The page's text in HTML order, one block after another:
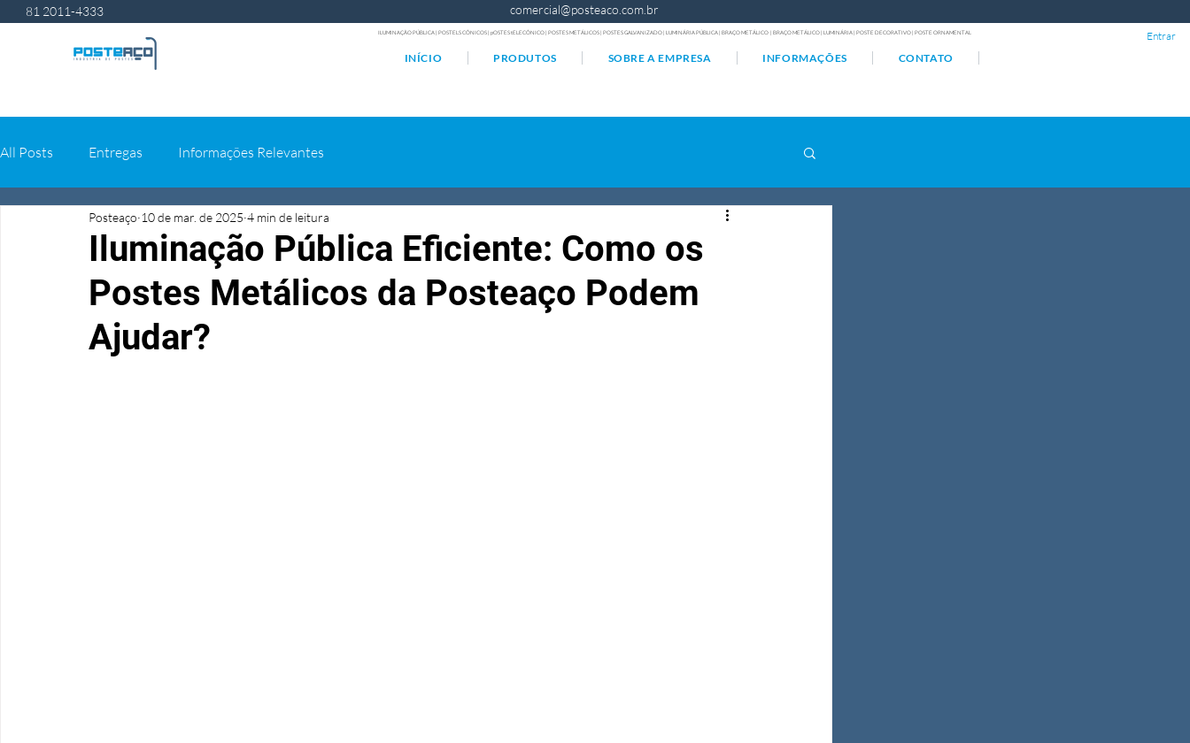
81 2011-4333 comercial@posteaco.com.br
ILUMINAÇÃO PÚBLICA | POSTELS CÔNICOS | pOSTES tELECÔNICO | POSTES METÁLICOS | POSTES GALVANIZADO | LUMINÁRIA PÚBLICA | BRAÇO METÁLICO | BRAÇO METÁLICO | LUMINÁRIA | POSTE DECORATIVO | POSTE ORNAMENTAL
INÍCIO PRODUTOS SOBRE A EMPRESA INFORMAÇÕES CONTATO
Entrar
All Posts Entregas Informações Relevantes
Iluminação Pública Eficiente: Como os
Postes Metálicos da Posteaço Podem
Ajudar?
Posteaço 10 de mar. de 2025 4 min de leitura